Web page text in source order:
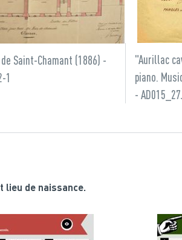
Saint-Chamant (1886) -
1
"Aurillac
piano.
-
lieu de naissance.